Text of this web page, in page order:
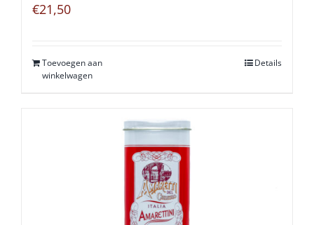
€21,50
Toevoegen aan
winkelwagen
Details